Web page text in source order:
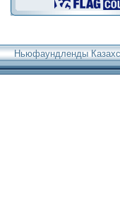
Ньюфаундленды